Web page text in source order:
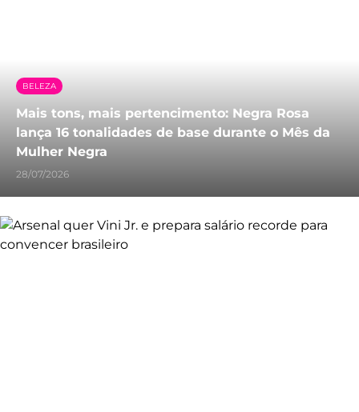
BELEZA
Mais tons, mais pertencimento: Negra Rosa
lança 16 tonalidades de base durante o Mês da
Mulher Negra
28/07/2026